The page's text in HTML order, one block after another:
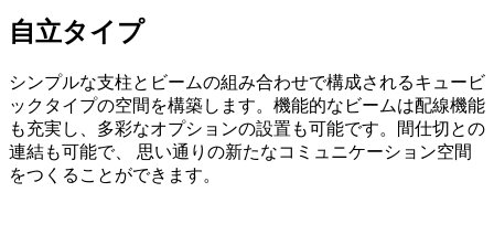
自立タイプ
シンプルな支柱とビームの組み合わせで構成されるキュービ
ックタイプの空間を構築します。機能的なビームは配線機能
も充実し、多彩なオプションの設置も可能です。間仕切との
連結も可能で、 思い通りの新たなコミュニケーション空間
をつくることができます。